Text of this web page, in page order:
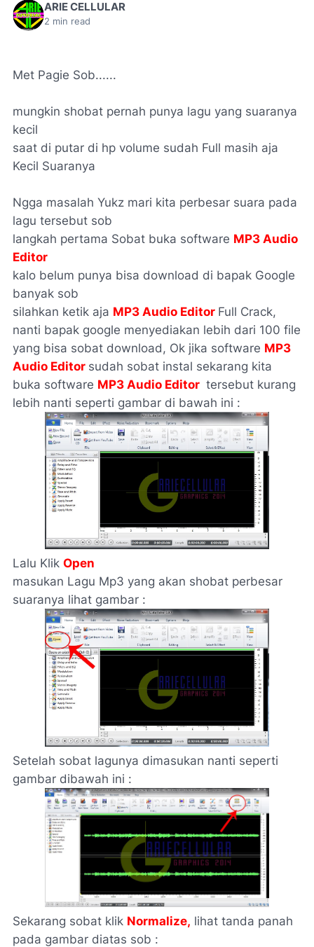
ARIE CELLULAR
2 min read
Met Pagie Sob......
mungkin shobat pernah punya lagu yang suaranya
kecil
saat di putar di hp volume sudah Full masih aja
Kecil Suaranya
Ngga masalah Yukz mari kita perbesar suara pada
lagu tersebut sob
langkah pertama Sobat buka software MP3 Audio
Editor
kalo belum punya bisa download di bapak Google
banyak sob
silahkan ketik aja MP3 Audio Editor Full Crack,
nanti bapak google menyediakan lebih dari 100 file
yang bisa sobat download, Ok jika software MP3
Audio Editor sudah sobat instal sekarang kita
buka software MP3 Audio Editor tersebut kurang
lebih nanti seperti gambar di bawah ini :
Lalu Klik Open
masukan Lagu Mp3 yang akan shobat perbesar
suaranya lihat gambar :
Setelah sobat lagunya dimasukan nanti seperti
gambar dibawah ini :
Sekarang sobat klik Normalize, lihat tanda panah
pada gambar diatas sob :